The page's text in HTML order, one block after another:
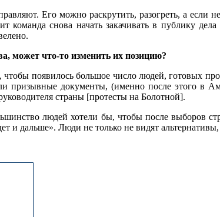
Его можно раскрутить, разогреть, а если
команда снова начать закачивать в публику
может что-то изменить их позицию?
появилось большое число людей, готовых
призывные документы, (именно после этого
страны [протесты на Болотной].
людей хотели бы, чтобы после выборов
и дальше». Люди не только не видят альтернативы,